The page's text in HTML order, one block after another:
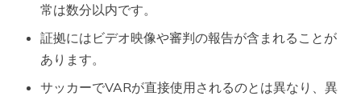
常は数分以内です。
証拠にはビデオ映像や審判の報告が含まれることが
あります。
サッカーでVARが直接使用されるのとは異なり、異